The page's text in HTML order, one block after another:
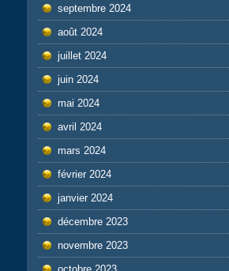
septembre 2024
août 2024
juillet 2024
juin 2024
mai 2024
avril 2024
mars 2024
février 2024
janvier 2024
décembre 2023
novembre 2023